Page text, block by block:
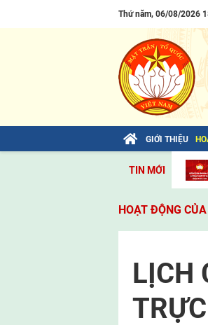
Thứ năm, 06/08/2026
GIỚI THIỆU
TIN MỚI
Bài viết của Tổng Bí thư Tô Lâm: TIẾN
viện
HOẠT ĐỘNG
LỊCH